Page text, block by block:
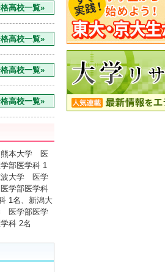
高校一覧»
高校一覧»
高校一覧»
高校一覧»
熊本大学 医
部医学科 1
波大学 医学
学部医学科
1名、新潟大
医学部医学
科 2名